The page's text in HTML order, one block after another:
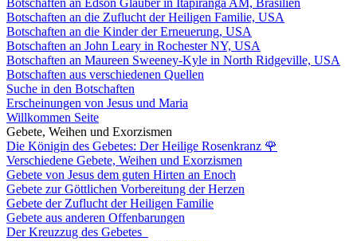
Botschaften an die Zuflucht der Heiligen Familie, USA
Botschaften an die Kinder der Erneuerung, USA
Botschaften an John Leary in Rochester NY, USA
Botschaften an Maureen Sweeney-Kyle in North Ridgeville, USA
Botschaften aus verschiedenen Quellen
Suche in den Botschaften
Erscheinungen von Jesus und Maria
Willkommen Seite
Gebete, Weihen und Exorzismen
Die Königin des Gebetes: Der Heilige Rosenkranz 🌹
Verschiedene Gebete, Weihen und Exorzismen
Gebete von Jesus dem guten Hirten an Enoch
Gebete zur Göttlichen Vorbereitung der Herzen
Gebete der Zuflucht der Heiligen Familie
Gebete aus anderen Offenbarungen
Der Kreuzzug des Gebetes